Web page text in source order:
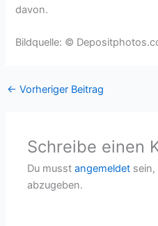
davon.
Bildquelle: ©
← Vorheriger Beitrag
Schreibe einen
Du musstangemeldet
abzugeben.